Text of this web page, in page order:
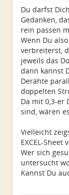
Dabei seit:
06 /
Du darfst
Gedanken,
rein passen
Wenn Du
verbreiterst,
jeweils das
dann kannst
Derähte
doppelten
Da mit 0,3-er
sind, wären
Vielleicht
EXCEL-
Wer sich
untersucht
Kannst Du